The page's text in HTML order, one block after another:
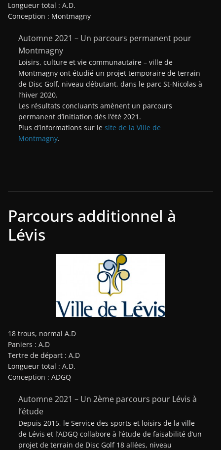
Longueur total : A.D.
Conception : Montmagny
Automne 2021 – Un parcours permanent pour
Montmagny
Loisirs, culture et vie communautaire – ville de
Montmagny ont étudié un projet temporaire de terrain
de Disc Golf, niveau débutant, dans le parc St-Nicolas à
l’hiver 2020.
Les résultats concluants amènent un parcours
permanent d’initiation dès l’été 2021.
Plus d’informations sur le site de la Ville de
Montmagny.
Parcours additionnel à
Lévis
18 trous, normal A.D
Paniers : A.D
Tertre de départ : A.D
Longueur total : A.D.
Conception : ADGQ
Automne 2021 – Un 2ème parcours pour Lévis à
l’étude
Depuis 2015, le Service des sports et loisirs de la ville
de Lévis et l’ADGQ collabore à l’étude de faisabilité d’un
projet de terrain de Disc Golf 18 allées, niveau